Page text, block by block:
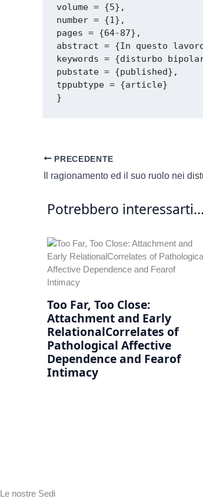
volume = {5},
number = {1},
pages = {64-87},
abstract = {In questo
keywords = {disturbo
pubstate = {published},
tppubtype = {article}
PRECEDENTE
Il ragionamento ed il suo ruolo nei
Potrebbero interessarti...
Too Far, Too Close:
Attachment and Early
RelationalCorrelates of
Pathological Affective
Dependence and Fearof
Intimacy
Le nostre Sedi